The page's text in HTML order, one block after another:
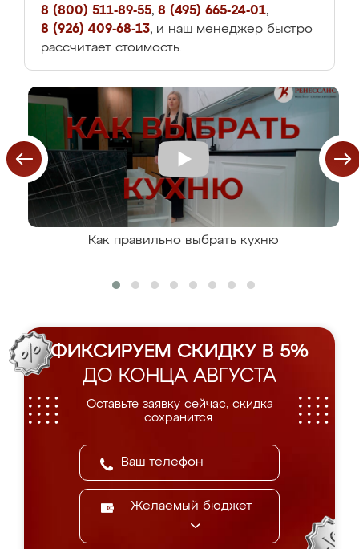
8 (800) 511-89-55, 8 (495) 665-24-01,
8 (926) 409-68-13, и наш менеджер быстро
рассчитает стоимость.
Как правильно выбрать кухню
ФИКСИРУЕМ СКИДКУ В 5%
ДО КОНЦА АВГУСТА
Оставьте заявку сейчас, скидка
сохранится.
Желаемый бюджет